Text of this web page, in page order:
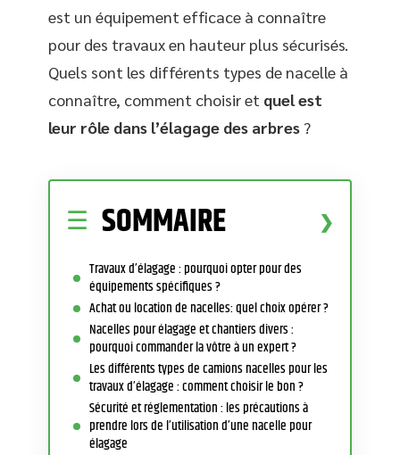
est un équipement efficace à connaître
pour des travaux en hauteur plus sécurisés.
Quels sont les différents types de nacelle à
connaître, comment choisir et quel est
leur rôle dans l’élagage des arbres?
SOMMAIRE
Travaux d’élagage : pourquoi opter pour des
équipements spécifiques ?
Achat ou location de nacelles: quel choix opérer ?
Nacelles pour élagage et chantiers divers :
pourquoi commander la vôtre à un expert ?
Les différents types de camions nacelles pour les
travaux d’élagage : comment choisir le bon ?
Sécurité et réglementation : les précautions à
prendre lors de l’utilisation d’une nacelle pour
élagage